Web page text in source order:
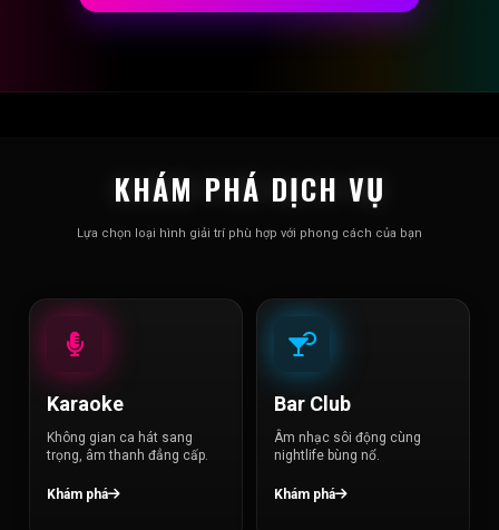
KHÁM PHÁ DỊCH VỤ
Lựa chọn loại hình giải trí phù hợp với phong cách của bạn
Karaoke
Không gian ca hát sang
trọng, âm thanh đẳng cấp.
Khám phá
Bar Club
Âm nhạc sôi động cùng
nightlife bùng nổ.
Khám phá